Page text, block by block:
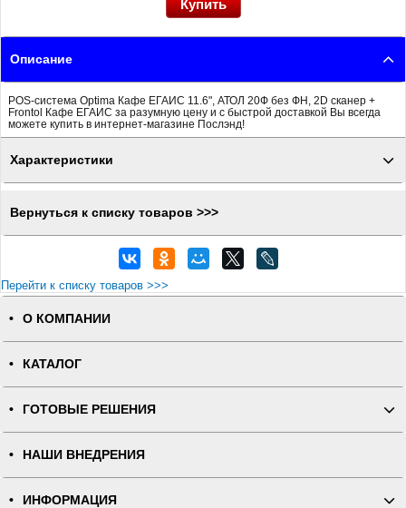
Описание
POS-система Optima Кафе ЕГАИС 11.6", АТОЛ 20Ф без ФН, 2D сканер +
Frontol Кафе ЕГАИС за разумную цену и с быстрой доставкой Вы всегда
можете купить в интернет-магазине Послэнд!
Характеристики
Вернуться к списку товаров >>>
Перейти к списку товаров >>>
О КОМПАНИИ
КАТАЛОГ
ГОТОВЫЕ РЕШЕНИЯ
НАШИ ВНЕДРЕНИЯ
ИНФОРМАЦИЯ